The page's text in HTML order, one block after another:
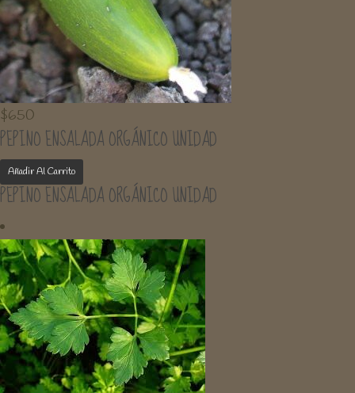
$650
PEPINO ENSALADA ORGÁNICO UNIDAD
Añadir Al Carrito
PEPINO ENSALADA ORGÁNICO UNIDAD